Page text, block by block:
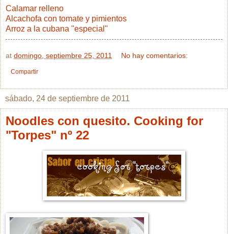
Calamar relleno
Alcachofa con tomate y pimientos
Arroz a la cubana "especial"
at domingo, septiembre 25, 2011 No hay comentarios:
Compartir
sábado, 24 de septiembre de 2011
Noodles con quesito. Cooking for
"Torpes" nº 22